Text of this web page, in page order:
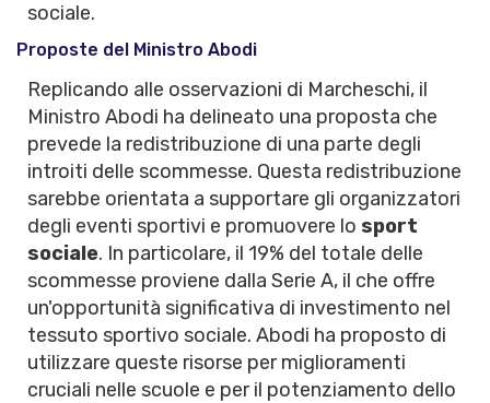
sociale.
Proposte del Ministro Abodi
Replicando alle osservazioni di Marcheschi, il
Ministro Abodi ha delineato una proposta che
prevede la redistribuzione di una parte degli
introiti delle scommesse. Questa redistribuzione
sarebbe orientata a supportare gli organizzatori
degli eventi sportivi e promuovere lo sport
sociale. In particolare, il 19% del totale delle
scommesse proviene dalla Serie A, il che offre
un'opportunità significativa di investimento nel
tessuto sportivo sociale. Abodi ha proposto di
utilizzare queste risorse per miglioramenti
cruciali nelle scuole e per il potenziamento dello